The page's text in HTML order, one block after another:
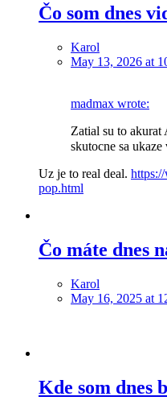
Čo som dnes
Karol
May 13, 2026 at
madmax wrote:
Zatial su to
skutocne sa
Uz je to real deal.
pop.html
Čo máte dnes
Karol
May 16, 2025 at
Kde som dnes